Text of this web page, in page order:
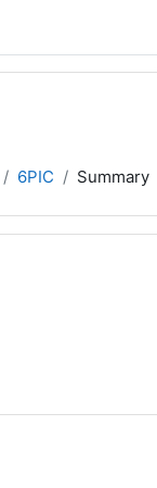
6PIC Summary